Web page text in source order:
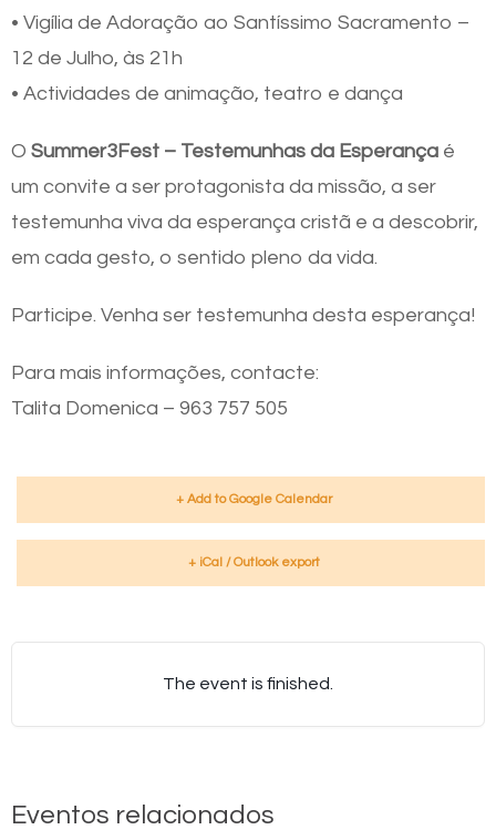
• Vigília de Adoração ao Santíssimo Sacramento –
12 de Julho, às 21h
• Actividades de animação, teatro e dança
O Summer3Fest – Testemunhas da Esperança é
um convite a ser protagonista da missão, a ser
testemunha viva da esperança cristã e a descobrir,
em cada gesto, o sentido pleno da vida.
Participe. Venha ser testemunha desta esperança!
Para mais informações, contacte:
Talita Domenica – 963 757 505
+ Add to Google Calendar
+ iCal / Outlook export
The event is finished.
Eventos relacionados